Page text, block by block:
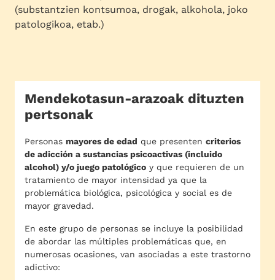
(substantzien kontsumoa, drogak, alkohola, joko
patologikoa, etab.)
Mendekotasun-arazoak dituzten
pertsonak
Personas mayores de edad que presenten criterios
de adicción a sustancias psicoactivas (incluido
alcohol) y/o juego patológico y que requieren de un
tratamiento de mayor intensidad ya que la
problemática biológica, psicológica y social es de
mayor gravedad.
En este grupo de personas se incluye la posibilidad
de abordar las múltiples problemáticas que, en
numerosas ocasiones, van asociadas a este trastorno
adictivo: